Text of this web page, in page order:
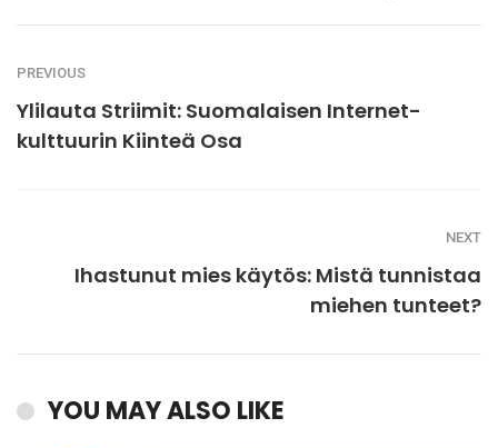
PREVIOUS
Ylilauta Striimit: Suomalaisen Internet-
kulttuurin Kiinteä Osa
NEXT
Ihastunut mies käytös: Mistä tunnistaa
miehen tunteet?
YOU MAY ALSO LIKE